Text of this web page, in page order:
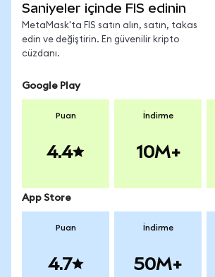
Saniyeler içinde FIS edinin
MetaMask'ta FIS satın alın, satın, takas
edin ve değiştirin. En güvenilir kripto
cüzdanı.
Google Play
Puan
4.4
İndirme
10M+
App Store
Puan
4.7
İndirme
50M+